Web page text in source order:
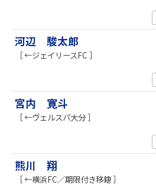
河辺 駿太郎
［ ←ジェイリースFC ］
宮内 寛斗
［ ←ヴェルスパ大分 ］
熊川 翔
［ ←横浜FC／期限付き移籍 ］